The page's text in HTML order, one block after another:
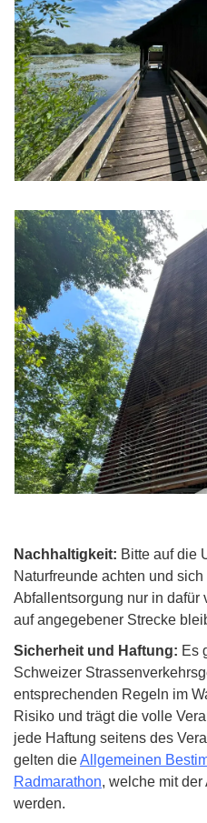
Nachhaltigkeit: Bitte auf die
Naturfreunde achten und
Abfallentsorgung nur in dafür
auf angegebener Strecke
Sicherheit und Haftung: Es
Schweizer
entsprechenden Regeln im
Risiko und trägt die volle
jede Haftung seitens des
gelten dieAllgemeinen
Radmarathon, welche mit
werden.